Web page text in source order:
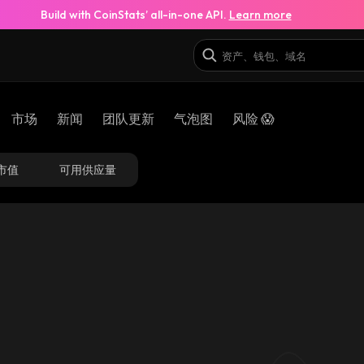
Build with CoinStats’ all-in-one API. Learn more
市场 新闻 团队更新 气泡图 风险 😱
值 可用供应量